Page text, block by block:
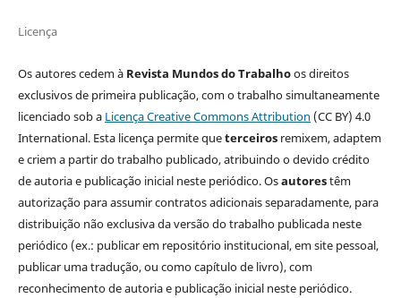
Licença
Os autores cedem à Revista Mundos do Trabalhoos direitos
exclusivos de primeira publicação, com o trabalho simultaneamente
licenciado sob a Licença Creative Commons Attribution (CC BY) 4.0
International. Esta licença permite queterceirosremixem, adaptem
e criem a partir do trabalho publicado, atribuindo o devido crédito
de autoria e publicação inicial neste periódico. Osautorestêm
autorização para assumir contratos adicionais separadamente, para
distribuição não exclusiva da versão do trabalho publicada neste
periódico (ex.: publicar em repositório institucional, em site pessoal,
publicar uma tradução, ou como capítulo de livro), com
reconhecimento de autoria e publicação inicial neste periódico.